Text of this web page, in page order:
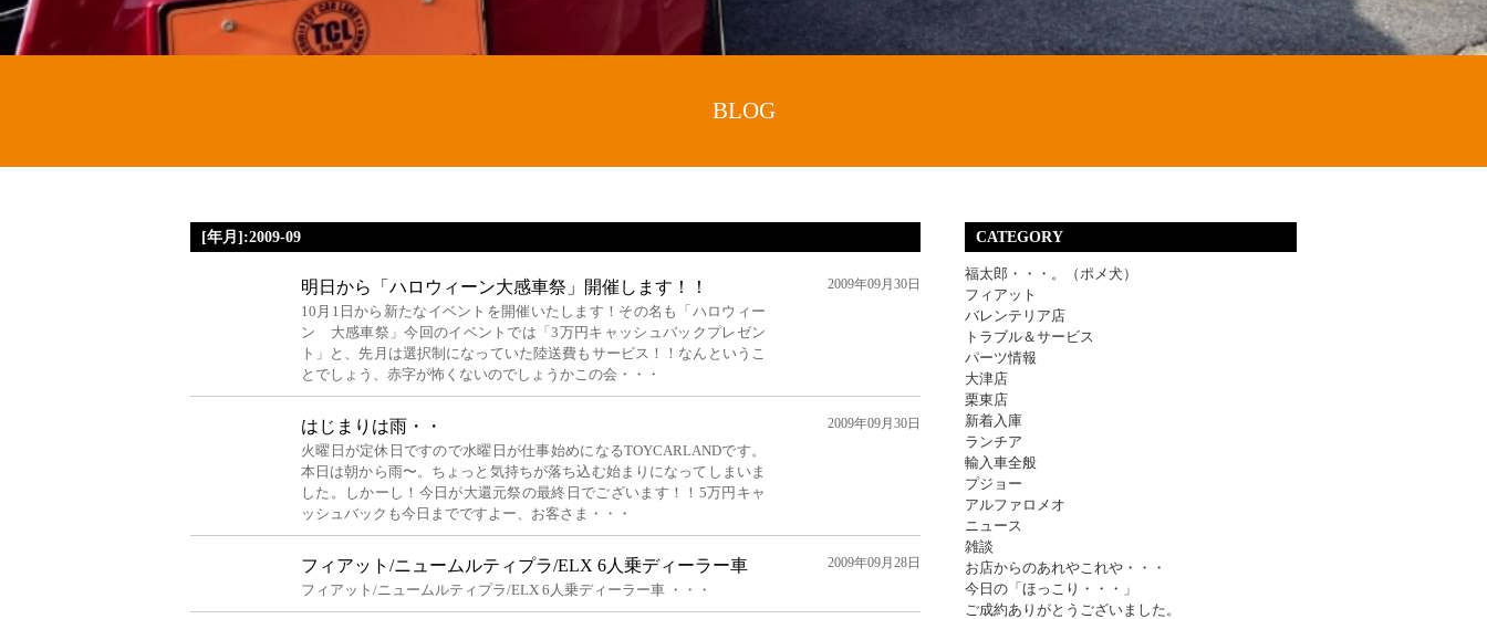
BLOG
[年月]:2009-09
明日から「ハロウィーン大感車祭」開催します！！
10月1日から新たなイベントを開催いたします！その名も「ハロウィー
ン 大感車祭」今回のイベントでは「3万円キャッシュバックプレゼン
ト」と、先月は選択制になっていた陸送費もサービス！！なんというこ
とでしょう、赤字が怖くないのでしょうかこの会・・・
2009年09月30日
はじまりは雨・・
火曜日が定休日ですので水曜日が仕事始めになるTOYCARLANDです。
本日は朝から雨〜。ちょっと気持ちが落ち込む始まりになってしまいま
した。しかーし！今日が大還元祭の最終日でございます！！5万円キャ
ッシュバックも今日までですよー、お客さま・・・
2009年09月30日
フィアット/ニュームルティプラ/ELX 6人乗ディーラー車
フィアット/ニュームルティプラ/ELX 6人乗ディーラー車 ・・・
2009年09月28日
CATEGORY
福太郎・・・。（ポメ犬）
フィアット
バレンテリア店
トラブル＆サービス
パーツ情報
大津店
栗東店
新着入庫
ランチア
輸入車全般
プジョー
アルファロメオ
ニュース
雑談
お店からのあれやこれや・・・
今日の「ほっこり・・・」
ご成約ありがとうございました。